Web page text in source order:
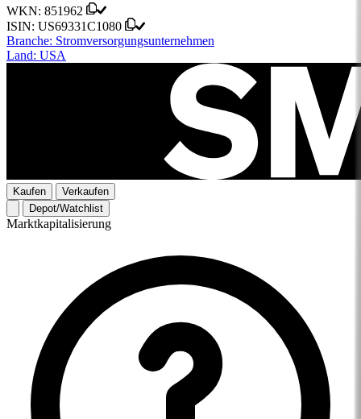
WKN: 851962
ISIN: US69331C1080
Branche: Stromversorgungsunternehmen
Land: USA
Kaufen
Verkaufen
Depot/Watchlist
Marktkapitalisierung